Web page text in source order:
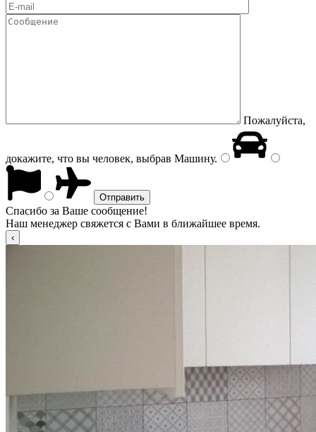
Пожалуйста,
докажите, что вы человек, выбрав Машину.
Спасибо за Ваше сообщение!
Наш менеджер свяжется с Вами в ближайшее время.